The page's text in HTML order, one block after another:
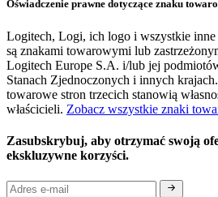
Oświadczenie prawne dotyczące znaku
Logitech, Logi, ich logo i wszystkie
są znakami towarowymi lub
Logitech Europe S.A. i/lub jej
Stanach Zjednoczonych i innych
towarowe stron trzecich stanowią
właścicieli. Zobacz wszystkie znaki
Zasubskrybuj, aby otrzymać swoją
ekskluzywne korzyści.